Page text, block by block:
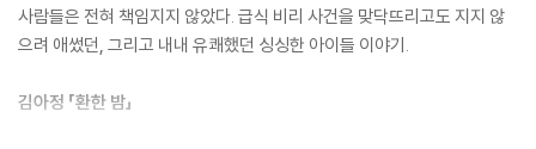
사람들은 전혀 책임지지 않았다. 급식 비리 사건을 맞닥뜨리고도 지지 않
으려 애썼던, 그리고 내내 유쾌했던 싱싱한 아이들 이야기.
김아정 「환한 밤」